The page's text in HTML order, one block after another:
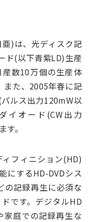
)は、光ディスク記
ド(以下青紫LD)生産
数10万個の生産体
また、2005年春に記
ルス出力120mW以
イオード(CW出力
。
フィニション(HD)
にするHD-DVDシス
の記録再生に必須な
です。デジタルHD
家庭での記録再生な